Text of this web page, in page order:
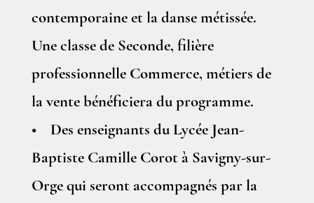
contemporaine et la danse métissée.
Une classe de Seconde, filière
professionnelle Commerce, métiers de
la vente bénéficiera du programme.
• Des enseignants du Lycée Jean-
Baptiste Camille Corot à Savigny-sur-
Orge qui seront accompagnés par la